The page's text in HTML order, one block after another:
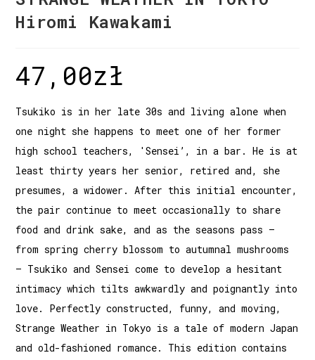
Hiromi Kawakami
47,00zł
Tsukiko is in her late 30s and living alone when
one night she happens to meet one of her former
high school teachers, 'Sensei’, in a bar. He is at
least thirty years her senior, retired and, she
presumes, a widower. After this initial encounter,
the pair continue to meet occasionally to share
food and drink sake, and as the seasons pass –
from spring cherry blossom to autumnal mushrooms
– Tsukiko and Sensei come to develop a hesitant
intimacy which tilts awkwardly and poignantly into
love. Perfectly constructed, funny, and moving,
Strange Weather in Tokyo is a tale of modern Japan
and old-fashioned romance. This edition contains